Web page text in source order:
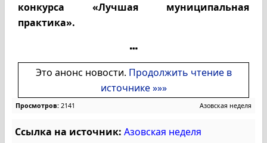
конкурса «Лучшая муниципальная
практика».
Это анонс новости. Продолжить чтение в
источнике »»»
Просмотров: 2141 Азовская неделя
Ссылка на источник: Азовская неделя